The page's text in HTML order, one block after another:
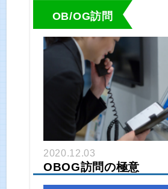
OB/OG訪問
2020.12.03
OBOG訪問の極意